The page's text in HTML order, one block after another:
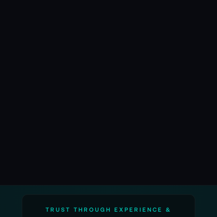
TRUST THROUGH EXPERIENCE &